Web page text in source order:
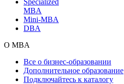
MBA
Mini-MBA
DBA
О MBA
Все о бизнес-образовании
Дополнительное образование
Подключайтесь к каталогу